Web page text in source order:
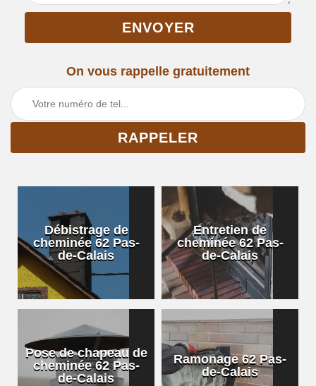
On vous rappelle gratuitement
Débistrage de
cheminée 62 Pas-
de-Calais
Entretien de
cheminée 62 Pas-
de-Calais
Pose de chapeau de
cheminée 62 Pas-
de-Calais
Ramonage 62 Pas-
de-Calais